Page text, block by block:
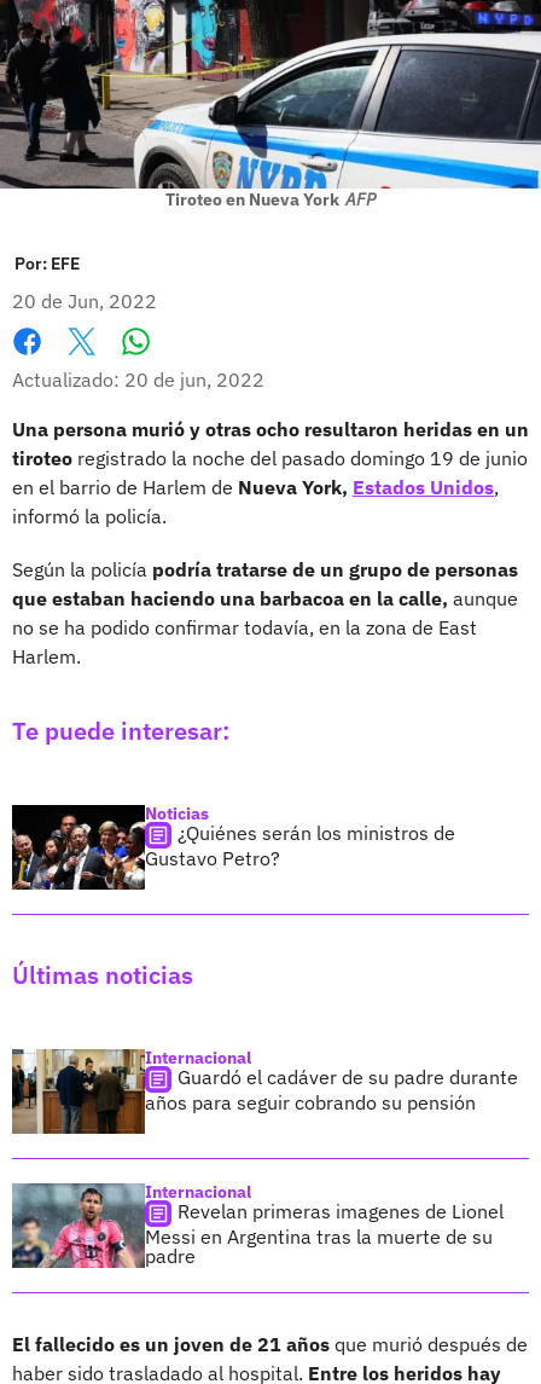
Tiroteo en Nueva York AFP
Por: EFE
20 de Jun, 2022
Facebook
X
Actualizado: 20 de jun, 2022
Una persona murió y otras ocho resultaron heridas en un
tiroteo registrado la noche del pasado domingo 19 de junio
en el barrio de Harlem de Nueva York, Estados Unidos,
informó la policía.
Según la policía podría tratarse de un grupo de personas
que estaban haciendo una barbacoa en la calle, aunque
no se ha podido confirmar todavía, en la zona de East
Harlem.
Te puede interesar:
Noticias
¿Quiénes serán los ministros de
Gustavo Petro?
Últimas noticias
Internacional
Guardó el cadáver de su padre durante
años para seguir cobrando su pensión
Internacional
Revelan primeras imagenes de Lionel
Messi en Argentina tras la muerte de su
padre
El fallecido es un joven de 21 años que murió después de
haber sido trasladado al hospital. Entre los heridos hay